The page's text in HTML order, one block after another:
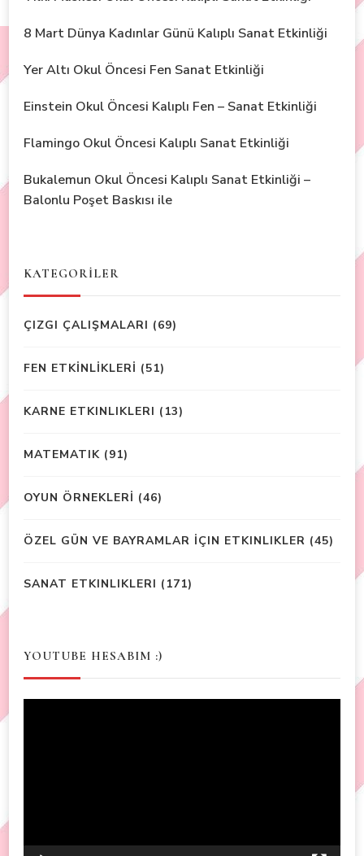
8 Mart Dünya Kadınlar Günü Kalıplı Sanat Etkinliği
Yer Altı Okul Öncesi Fen Sanat Etkinliği
Einstein Okul Öncesi Kalıplı Fen – Sanat Etkinliği
Flamingo Okul Öncesi Kalıplı Sanat Etkinliği
Bukalemun Okul Öncesi Kalıplı Sanat Etkinliği –
Balonlu Poşet Baskısı ile
KATEGORİLER
ÇIZGI ÇALIŞMALARI (69)
FEN ETKİNLİKLERİ (51)
KARNE ETKINLIKLERI (13)
MATEMATIK (91)
OYUN ÖRNEKLERİ (46)
ÖZEL GÜN VE BAYRAMLAR İÇIN ETKINLIKLER (45)
SANAT ETKINLIKLERI (171)
YOUTUBE HESABIM :)